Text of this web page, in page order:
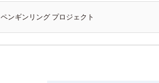
ペンギンリング プロジェクト